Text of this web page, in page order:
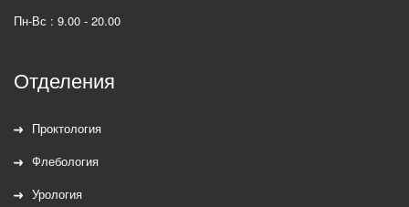
Пн-Вс : 9.00 - 20.00
Отделения
Проктология
Флебология
Урология